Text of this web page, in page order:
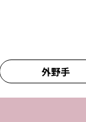
外野手